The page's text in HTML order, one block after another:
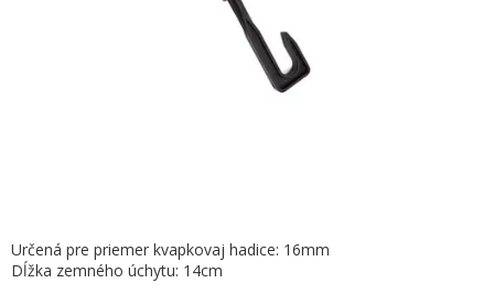
Určená pre priemer kvapkovaj hadice: 16mm
Dĺžka zemného úchytu: 14cm